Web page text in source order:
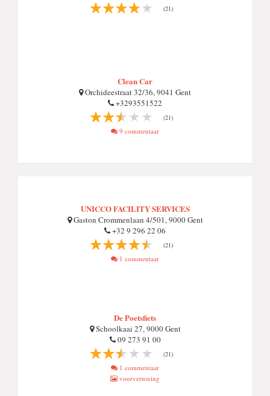
(21)
Clean Car
Orchideestraat 32/36, 9041 Gent
+3293551522
(21)
9 commentaar
UNICCO FACILITY SERVICES
Gaston Crommenlaan 4/501, 9000 Gent
+32 9 296 22 06
(21)
1 commentaar
De Poetsfiets
Schoolkaai 27, 9000 Gent
09 273 91 00
(21)
1 commentaar
voorvertoning